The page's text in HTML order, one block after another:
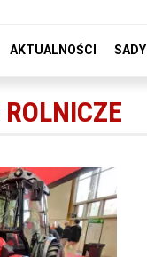
AKTUALNOŚCI SADY